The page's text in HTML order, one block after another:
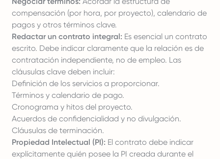
compensación (por hora, por proyecto), calendario de
pagos y otros términos clave.
Redactar un contrato integral: Es esencial un contrato
escrito. Debe indicar claramente que la relación es de
contratación independiente, no de empleo. Las
cláusulas clave deben incluir:
Definición de los servicios a proporcionar.
Términos y calendario de pago.
Cronograma y hitos del proyecto.
Acuerdos de confidencialidad y no divulgación.
Cláusulas de terminación.
Propiedad Intelectual (PI): El contrato debe indicar
explícitamente quién posee la PI creada durante el